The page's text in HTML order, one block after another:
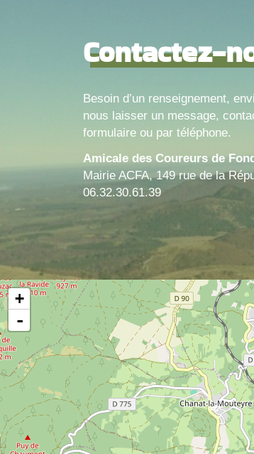
Contactez-
Besoin d’un renseignement,
nous laisser un message,
formulaire ou par téléphone.
Amicale des Coureurs de
Mairie ACFA, 149 rue de la
06.32.30.61.39
+
-